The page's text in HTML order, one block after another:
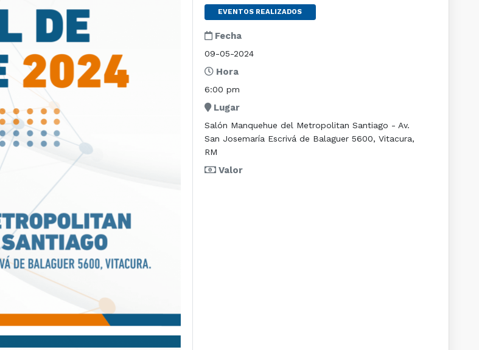
EVENTOS REALIZADOS
Fecha
09-05-2024
Hora
6:00 pm
Lugar
Salón Manquehue del Metropolitan Santiago - Av.
San Josemaría Escrivá de Balaguer 5600, Vitacura,
RM
Valor